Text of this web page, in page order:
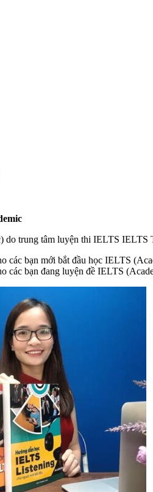
do trung tâm luyện thi IELTS IELTS
các bạn mới bắt đầu học IELTS
các bạn đang luyện đề IELTS